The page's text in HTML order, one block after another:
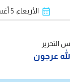
الأربعاء، 5 أغسطس 2026
التحرير
عرجون